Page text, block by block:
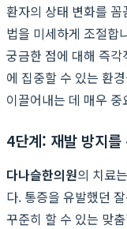
환자의 상태 변화를
법을 미세하게 조절합
궁금한 점에 대해 즉
에 집중할 수 있는 환
이끌어내는 데 매우
4단계: 재발 방지를
다나슬한의원의 치료
다. 통증을 유발했던
꾸준히 할 수 있는 맞